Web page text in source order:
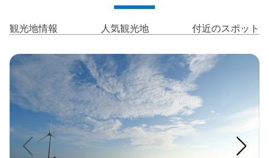
サイトマップ
English Tiếng Việt
Bahasa indonesia
観光地情報 人気観光地 付近のスポット